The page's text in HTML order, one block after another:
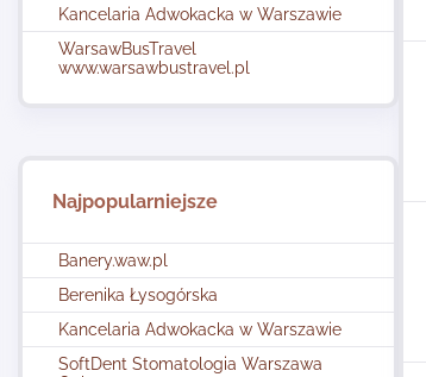
Kancelaria Adwokacka w Warszawie
WarsawBusTravel
www.warsawbustravel.pl
Najpopularniejsze
Banery.waw.pl
Berenika Łysogórska
Kancelaria Adwokacka w Warszawie
SoftDent Stomatologia Warszawa